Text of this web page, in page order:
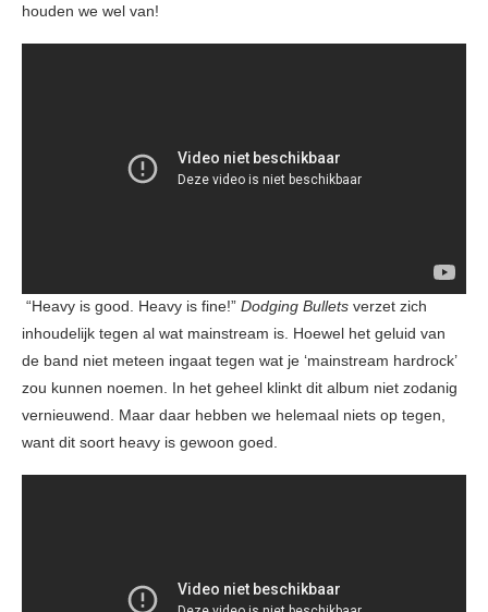
houden we wel van!
“Heavy is good. Heavy is fine!” Dodging Bullets verzet zich
inhoudelijk tegen al wat mainstream is. Hoewel het geluid van
de band niet meteen ingaat tegen wat je ‘mainstream hardrock’
zou kunnen noemen. In het geheel klinkt dit album niet zodanig
vernieuwend. Maar daar hebben we helemaal niets op tegen,
want dit soort heavy is gewoon goed.